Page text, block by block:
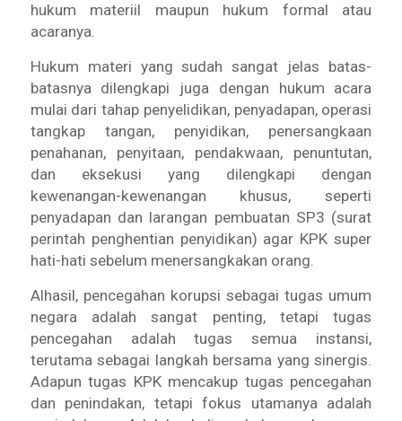
hukum materiil maupun hukum formal atau
acaranya.
Hukum materi yang sudah sangat jelas batas-
batasnya dilengkapi juga dengan hukum acara
mulai dari tahap penyelidikan, penyadapan, operasi
tangkap tangan, penyidikan, penersangkaan
penahanan, penyitaan, pendakwaan, penuntutan,
dan eksekusi yang dilengkapi dengan
kewenangan-kewenangan khusus, seperti
penyadapan dan larangan pembuatan SP3 (surat
perintah penghentian penyidikan) agar KPK super
hati-hati sebelum menersangkakan orang.
Alhasil, pencegahan korupsi sebagai tugas umum
negara adalah sangat penting, tetapi tugas
pencegahan adalah tugas semua instansi,
terutama sebagai langkah bersama yang sinergis.
Adapun tugas KPK mencakup tugas pencegahan
dan penindakan, tetapi fokus utamanya adalah